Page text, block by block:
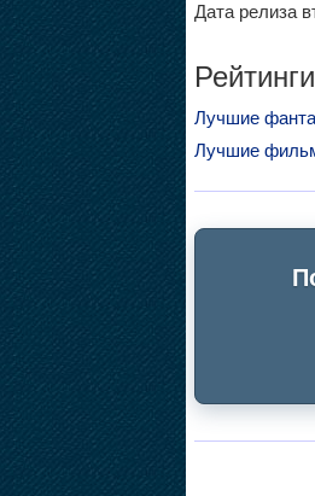
Дата релиза
Лучшие
Лучшие